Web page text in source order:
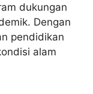
dukungan
Dengan
pendidikan
alam